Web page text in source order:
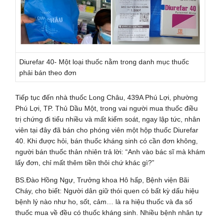
Diurefar 40- Một loại thuốc nằm trong danh mục thuốc
phải bán theo đơn
Tiếp tục đến nhà thuốc Long Châu, 439A Phú Lợi, phường
Phú Lợi, TP. Thủ Dầu Một, trong vai người mua thuốc điều
trị chứng đi tiểu nhiều và mất kiểm soát, ngay lập tức, nhân
viên tại đây đã bán cho phóng viên một hộp thuốc Diurefar
40. Khi được hỏi, bán thuốc kháng sinh có cần đơn không,
người bán thuốc thản nhiên trả lời: “Anh vào bác sĩ mà khám
lấy đơn, chỉ mất thêm tiền thôi chứ khác gì?”
BS.Đào Hồng Ngự, Trưởng khoa Hô hấp, Bệnh viện Bãi
Cháy, cho biết: Người dân giữ thói quen có bất kỳ dấu hiệu
bệnh lý nào như ho, sốt, cảm… là ra hiệu thuốc và đa số
thuốc mua về đều có thuốc kháng sinh. Nhiều bệnh nhân tự